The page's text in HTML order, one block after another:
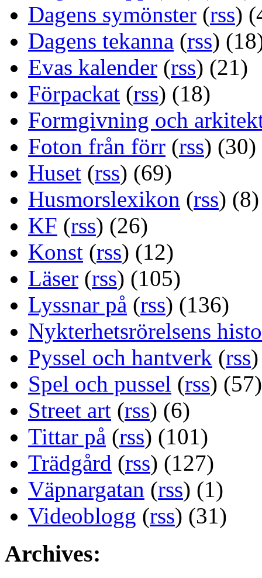
Dagens symönster (rss)
Dagens tekanna (rss)
Evas kalender (rss) (21)
Förpackat (rss) (18)
Formgivning och
Foton från förr (rss) (30)
Huset (rss) (69)
Husmorslexikon (rss) (8)
KF (rss) (26)
Konst (rss) (12)
Läser (rss) (105)
Lyssnar på (rss) (136)
Nykterhetsrörelsens
Pyssel och hantverk (rss
Spel och pussel (rss) (57)
Street art (rss) (6)
Tittar på (rss) (101)
Trädgård (rss) (127)
Väpnargatan (rss) (1)
Videoblogg (rss) (31)
Archives: